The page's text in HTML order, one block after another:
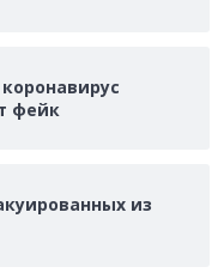
фейк
из